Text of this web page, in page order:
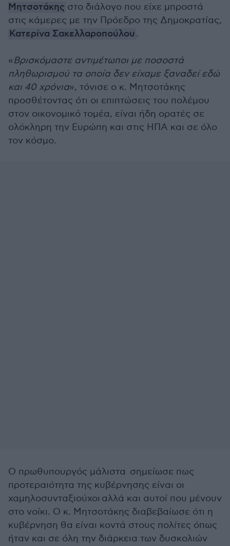
Μητσοτάκης στο διάλογο που είχε μπροστά
στις κάμερες με την Πρόεδρο της Δημοκρατίας,
Κατερίνα Σακελλαροπούλου .
«Βρισκόμαστε αντιμέτωποι με ποσοστά
πληθωρισμού τα οποία δεν είχαμε ξαναδεί εδώ
και 40 χρόνια», τόνισε ο κ. Μητσοτάκης
προσθέτοντας ότι οι επιπτώσεις του πολέμου
στον οικονομικό τομέα, είναι ήδη ορατές σε
ολόκληρη την Ευρώπη και στις ΗΠΑ και σε όλο
τον κόσμο.
Ο πρωθυπουργός μάλιστα σημείωσε πως
προτεραιότητα της κυβέρνησης είναι οι
χαμηλοσυνταξιούχοι αλλά και αυτοί που μένουν
στο νοίκι. Ο κ. Μητσοτάκης διαβεβαίωσε ότι η
κυβέρνηση θα είναι κοντά στους πολίτες όπως
ήταν και σε όλη την διάρκεια των δυσκολιών